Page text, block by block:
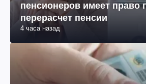
пенсионеров имеет право
перерасчет пенсии
4 часа назад